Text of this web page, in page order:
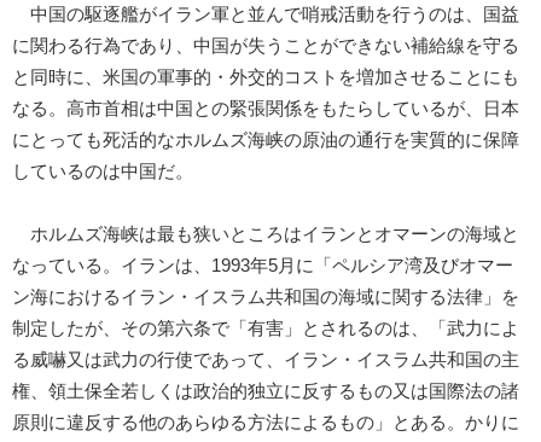
中国の駆逐艦がイラン軍と並んで哨戒活動を行うのは、国益
に関わる行為であり、中国が失うことができない補給線を守る
と同時に、米国の軍事的・外交的コストを増加させることにも
なる。高市首相は中国との緊張関係をもたらしているが、日本
にとっても死活的なホルムズ海峡の原油の通行を実質的に保障
しているのは中国だ。
ホルムズ海峡は最も狭いところはイランとオマーンの海域と
なっている。イランは、1993年5月に「ペルシア湾及びオマー
ン海におけるイラン・イスラム共和国の海域に関する法律」を
制定したが、その第六条で「有害」とされるのは、「武力によ
る威嚇又は武力の行使であって、イラン・イスラム共和国の主
権、領土保全若しくは政治的独立に反するもの又は国際法の諸
原則に違反する他のあらゆる方法によるもの」とある。かりに